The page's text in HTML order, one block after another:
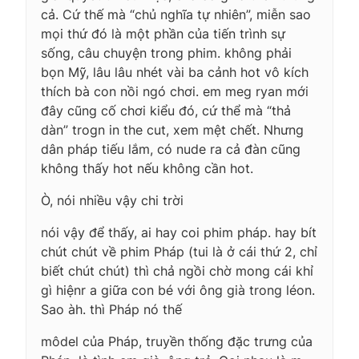
cả. Cứ thế mà “chủ nghĩa tự nhiên”, miễn sao
mọi thứ đó là một phần của tiến trình sự
sống, câu chuyện trong phim. không phải
bọn Mỹ, lâu lâu nhét vài ba cảnh hot vô kích
thích bà con nồi ngó chơi. em meg ryan mới
đây cũng cố chơi kiểu đó, cứ thể mà “thả
dàn” trogn in the cut, xem mệt chết. Nhưng
dân pháp tiếu lắm, có nude ra cả đàn cũng
không thấy hot nếu không cần hot.
Ò, nói nhiều vậy chi trời
nói vậy để thấy, ai hay coi phim pháp. hay bít
chút chút về phim Pháp (tui là ở cái thứ 2, chỉ
biết chút chút) thì chả ngồi chờ mong cái khỉ
gì hiệnr a giữa con bé với ông già trong léon.
Sao àh. thì Pháp nó thế
môdel của Pháp, truyền thống đặc trưng của